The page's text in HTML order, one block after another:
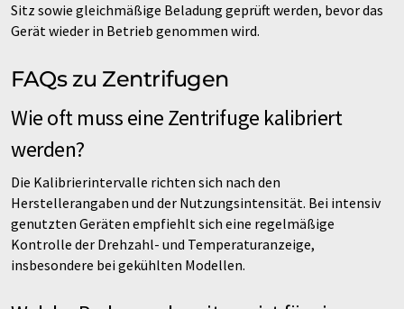
Sitz sowie gleichmäßige Beladung geprüft werden, bevor das
Gerät wieder in Betrieb genommen wird.
FAQs zu Zentrifugen
Wie oft muss eine Zentrifuge kalibriert
werden?
Die Kalibrierintervalle richten sich nach den
Herstellerangaben und der Nutzungsintensität. Bei intensiv
genutzten Geräten empfiehlt sich eine regelmäßige
Kontrolle der Drehzahl- und Temperaturanzeige,
insbesondere bei gekühlten Modellen.